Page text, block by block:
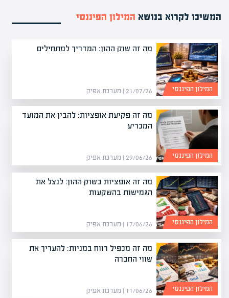
המשיכו לקרוא בנושא המילון הפיננסי
מה זה שוק ההון: המדריך למתחילים
21/07/26 | מערכת אפיק המילון הפיננסי
מה זה פקיעת אופציות: להבין את המועד
המכריע
29/06/26 | מערכת אפיק המילון הפיננסי
מה זה אופציות בשוק ההון: לנצל את
הגמישות בהשקעות
17/06/26 | מערכת אפיק המילון הפיננסי
מה זה מכפיל רווח במניות: להעריך את
שווי החברה
11/06/26 | מערכת אפיק המילון הפיננסי